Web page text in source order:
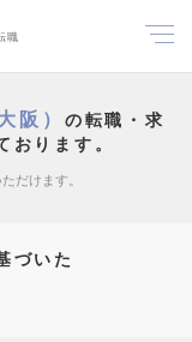
職
阪） の転職・求
おります。
だけます。
づいた